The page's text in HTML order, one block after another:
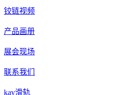
铰链视频
产品画册
展会现场
联系我们
kav滑轨